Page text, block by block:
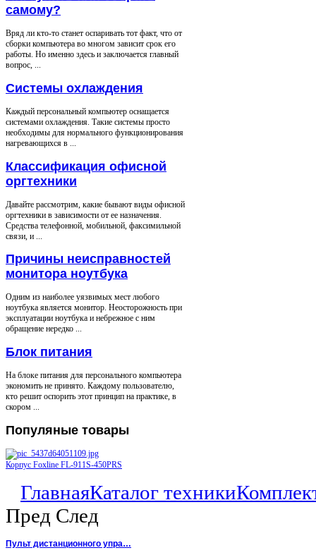
самому?
Вряд ли кто-то станет оспаривать тот факт, что от
сборки компьютера во многом зависит срок его
работы. Но именно здесь и заключается главный
вопрос, ...
Системы охлаждения
Каждый персональный компьютер оснащается
системами охлаждения. Такие системы просто
необходимы для нормального функционирования
нагревающихся в ...
Классификация офисной
оргтехники
Давайте рассмотрим, какие бывают виды офисной
оргтехники в зависимости от ее назначения.
Средства телефонной, мобильной, факсимильной
связи, и ...
Причины неисправностей
монитора ноутбука
Одним из наиболее уязвимых мест любого
ноутбука является монитор. Неосторожность при
эксплуатации ноутбука и небрежное с ним
обращение нередко ...
Блок питания
На блоке питания для персонального компьютера
экономить не принято. Каждому пользователю,
кто решит оспорить этот принцип на практике, в
скором ...
Популяные товары
Корпус Foxline FL-911S-450PRS
ГлавнаяКаталог техники
Пред След
Пульт дистанционного упра…